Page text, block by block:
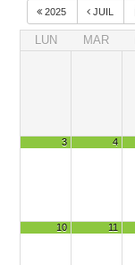
2025 JUIL
LUN MAR
3 4
10 11